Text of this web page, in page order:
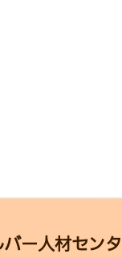
ー人材セン